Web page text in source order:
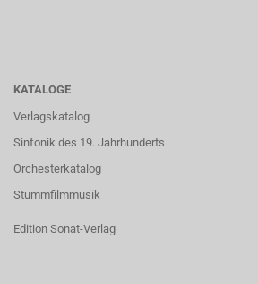
KATALOGE
Verlagskatalog
Sinfonik des 19. Jahrhunderts
Orchesterkatalog
Stummfilmmusik
Edition Sonat-Verlag